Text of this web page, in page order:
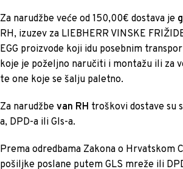
Za narudžbe veće od 150,00€ dostava je
RH, izuzev za LIEBHERR VINSKE
EGG proizvode koji idu posebnim
koje je poželjno naručiti i montažu ili za
te one koje se šalju paletno.
Za narudžbe van RH troškovi dostave su
a, DPD-a ili Gls-a.
Prema odredbama Zakona o Hrvatskom
pošiljke poslane putem GLS mreže ili